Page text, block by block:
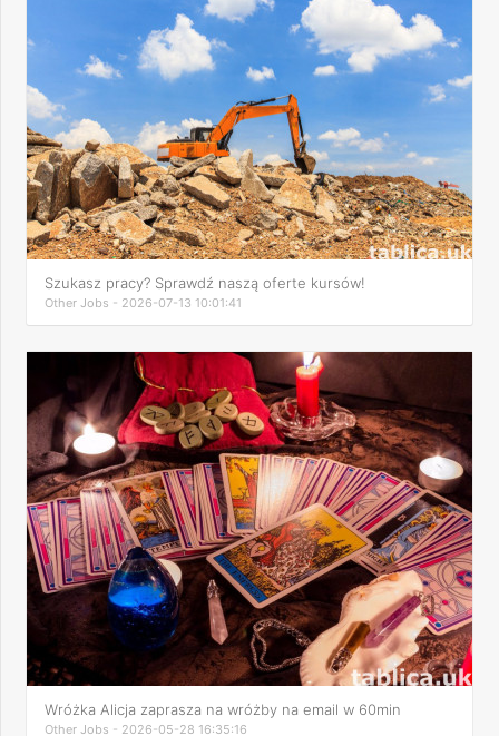
Szukasz pracy? Sprawdź naszą oferte kursów!
Other Jobs - 2026-07-13 10:01:41
Wróżka Alicja zaprasza na wróżby na email w 60min
Other Jobs - 2026-05-28 16:35:16